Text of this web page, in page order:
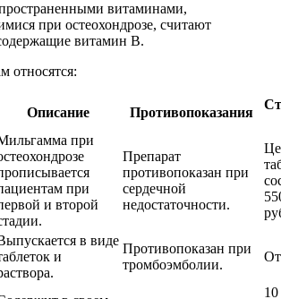
витаминами,
при остеохондрозе, считают
витамин В.
относятся:
Описание Противопоказания
при
при
и второй
Препарат
противопоказан при
сердечной
недостаточности.
в виде
и
Противопоказан при
тромбоэмболии.